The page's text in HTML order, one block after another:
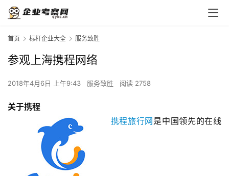
首页 标杆企业大全 服务致胜
参观上海携程网络
2018年4月6日 上午9:43 服务致胜 阅读 2758
关于携程
携程旅行网 是中国领先的在线